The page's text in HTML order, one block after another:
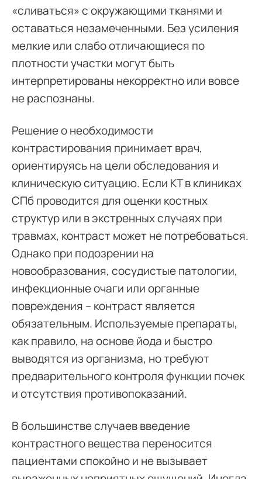
«сливаться» с окружающими тканями и
оставаться незамеченными. Без усиления
мелкие или слабо отличающиеся по
плотности участки могут быть
интерпретированы некорректно или вовсе
не распознаны.
Решение о необходимости
контрастирования принимает врач,
ориентируясь на цели обследования и
клиническую ситуацию. Если КТ в клиниках
СПб проводится для оценки костных
структур или в экстренных случаях при
травмах, контраст может не потребоваться.
Однако при подозрении на
новообразования, сосудистые патологии,
инфекционные очаги или органные
повреждения – контраст является
обязательным. Используемые препараты,
как правило, на основе йода и быстро
выводятся из организма, но требуют
предварительного контроля функции почек
и отсутствия противопоказаний.
В большинстве случаев введение
контрастного вещества переносится
пациентами спокойно и не вызывает